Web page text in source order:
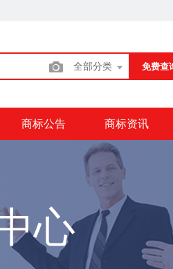
全部分类 免费查
商标公告 商标资讯
心